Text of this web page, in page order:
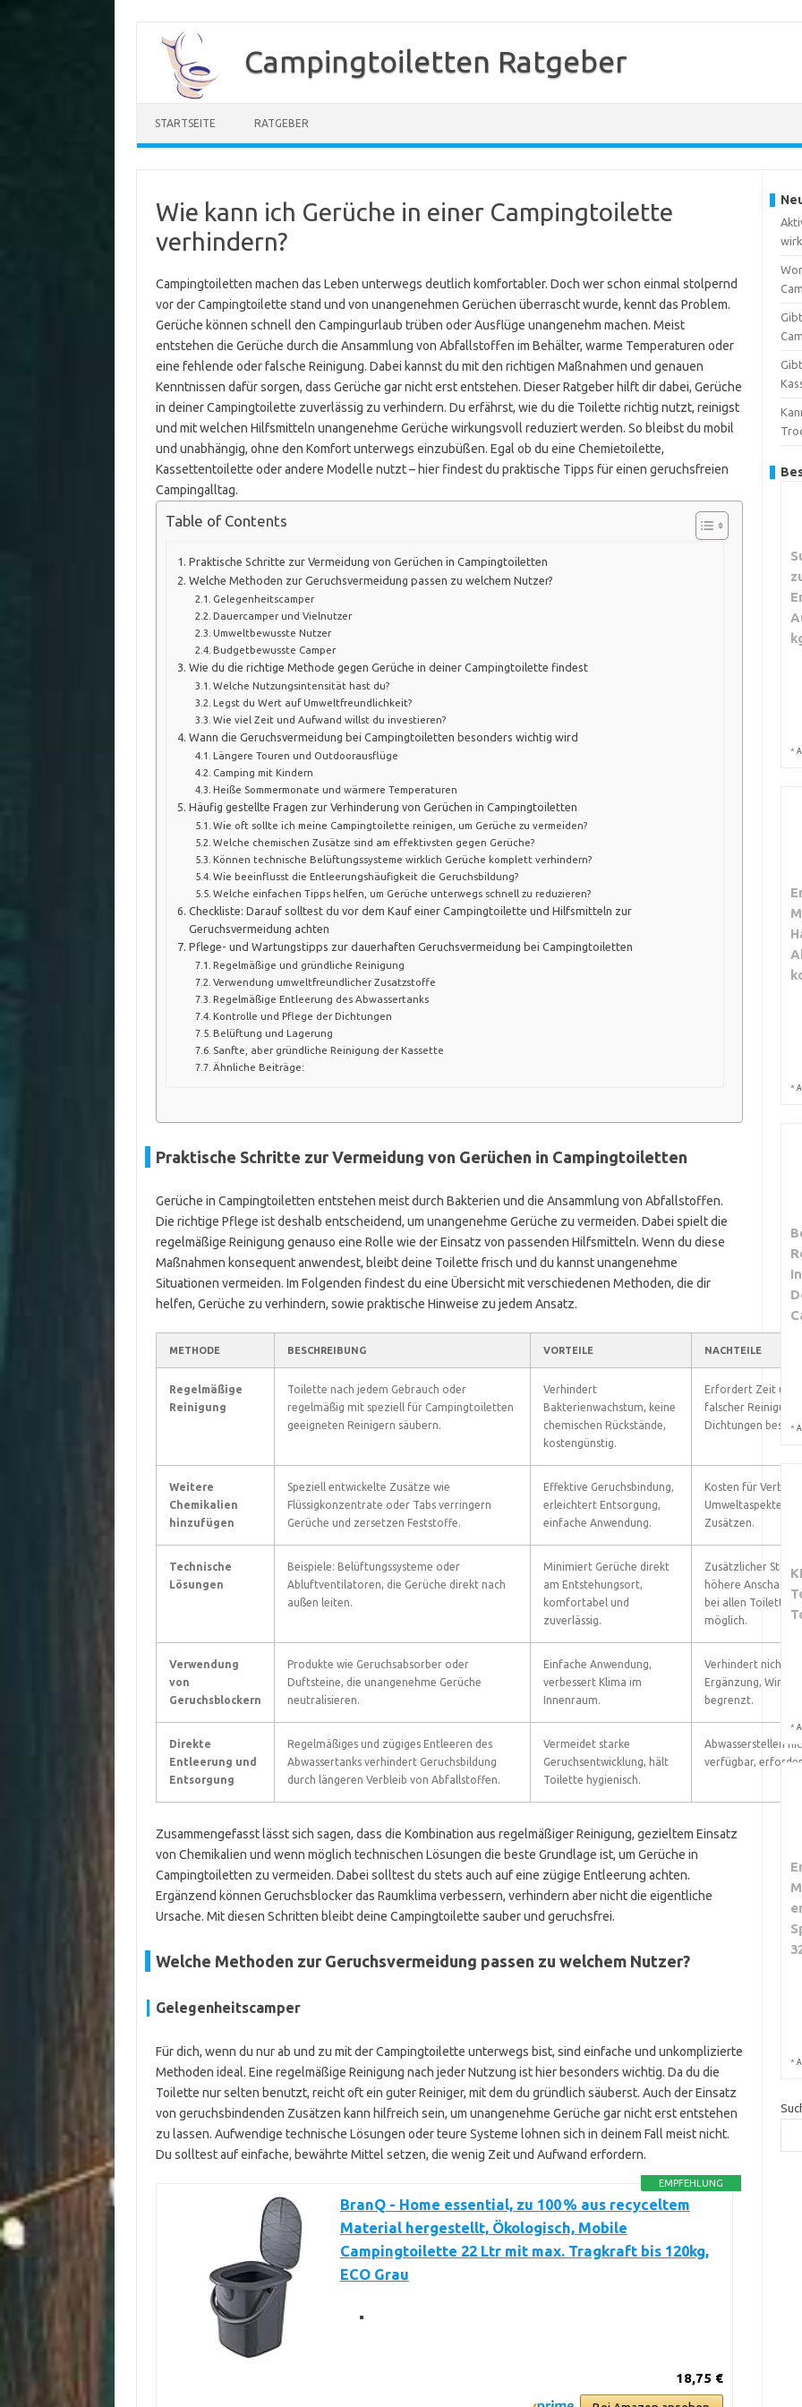
Inhalt
springen
Campingtoiletten Ratgeber
STARTSEITE RATGEBER
Wie kann ich Gerüche in einer Campingtoilette
verhindern?
Campingtoiletten machen das Leben unterwegs deutlich komfortabler. Doch wer schon einmal stolpernd
vor der Campingtoilette stand und von unangenehmen Gerüchen überrascht wurde, kennt das Problem.
Gerüche können schnell den Campingurlaub trüben oder Ausflüge unangenehm machen. Meist
entstehen die Gerüche durch die Ansammlung von Abfallstoffen im Behälter, warme Temperaturen oder
eine fehlende oder falsche Reinigung. Dabei kannst du mit den richtigen Maßnahmen und genauen
Kenntnissen dafür sorgen, dass Gerüche gar nicht erst entstehen. Dieser Ratgeber hilft dir dabei, Gerüche
in deiner Campingtoilette zuverlässig zu verhindern. Du erfährst, wie du die Toilette richtig nutzt, reinigst
und mit welchen Hilfsmitteln unangenehme Gerüche wirkungsvoll reduziert werden. So bleibst du mobil
und unabhängig, ohne den Komfort unterwegs einzubüßen. Egal ob du eine Chemietoilette,
Kassettentoilette oder andere Modelle nutzt – hier findest du praktische Tipps für einen geruchsfreien
Campingalltag.
Table of Contents
Praktische Schritte zur Vermeidung von Gerüchen in Campingtoiletten
Welche Methoden zur Geruchsvermeidung passen zu welchem Nutzer?
Gelegenheitscamper
Dauercamper und Vielnutzer
Umweltbewusste Nutzer
Budgetbewusste Camper
Wie du die richtige Methode gegen Gerüche in deiner Campingtoilette findest
Welche Nutzungsintensität hast du?
Legst du Wert auf Umweltfreundlichkeit?
Wie viel Zeit und Aufwand willst du investieren?
Wann die Geruchsvermeidung bei Campingtoiletten besonders wichtig wird
Längere Touren und Outdoorausflüge
Camping mit Kindern
Heiße Sommermonate und wärmere Temperaturen
Häufig gestellte Fragen zur Verhinderung von Gerüchen in Campingtoiletten
Wie oft sollte ich meine Campingtoilette reinigen, um Gerüche zu vermeiden?
Welche chemischen Zusätze sind am effektivsten gegen Gerüche?
Können technische Belüftungssysteme wirklich Gerüche komplett verhindern?
Wie beeinflusst die Entleerungshäufigkeit die Geruchsbildung?
Welche einfachen Tipps helfen, um Gerüche unterwegs schnell zu reduzieren?
Checkliste: Darauf solltest du vor dem Kauf einer Campingtoilette und Hilfsmitteln zur
Geruchsvermeidung achten
Pflege- und Wartungstipps zur dauerhaften Geruchsvermeidung bei Campingtoiletten
Regelmäßige und gründliche Reinigung
Verwendung umweltfreundlicher Zusatzstoffe
Regelmäßige Entleerung des Abwassertanks
Kontrolle und Pflege der Dichtungen
Belüftung und Lagerung
Sanfte, aber gründliche Reinigung der Kassette
Ähnliche Beiträge:
Praktische Schritte zur Vermeidung von Gerüchen in Campingtoiletten
Gerüche in Campingtoiletten entstehen meist durch Bakterien und die Ansammlung von Abfallstoffen.
Die richtige Pflege ist deshalb entscheidend, um unangenehme Gerüche zu vermeiden. Dabei spielt die
regelmäßige Reinigung genauso eine Rolle wie der Einsatz von passenden Hilfsmitteln. Wenn du diese
Maßnahmen konsequent anwendest, bleibt deine Toilette frisch und du kannst unangenehme
Situationen vermeiden. Im Folgenden findest du eine Übersicht mit verschiedenen Methoden, die dir
helfen, Gerüche zu verhindern, sowie praktische Hinweise zu jedem Ansatz.
METHODE BESCHREIBUNG VORTEILE NACHTEILE
Regelmäßige
Reinigung
Toilette nach jedem Gebrauch oder
regelmäßig mit speziell für Campingtoiletten
geeigneten Reinigern säubern.
Verhindert
Bakterienwachstum, keine
chemischen Rückstände,
kostengünstig.
Erfordert Zeit und
falscher Reinigung
Dichtungen
Weitere
Chemikalien
hinzufügen
Speziell entwickelte Zusätze wie
Flüssigkonzentrate oder Tabs verringern
Gerüche und zersetzen Feststoffe.
Effektive Geruchsbindung,
erleichtert Entsorgung,
einfache Anwendung.
Kosten für
Umweltaspekte bei
Zusätzen.
Technische
Lösungen
Beispiele: Belüftungssysteme oder
Abluftventilatoren, die Gerüche direkt nach
außen leiten.
Minimiert Gerüche direkt
am Entstehungsort,
komfortabel und
zuverlässig.
Zusätzlicher
höhere
bei allen
möglich.
Verwendung
von
Geruchsblockern
Produkte wie Geruchsabsorber oder
Duftsteine, die unangenehme Gerüche
neutralisieren.
Einfache Anwendung,
verbessert Klima im
Innenraum.
Verhindert nicht
Ergänzung,
begrenzt.
Direkte
Entleerung und
Entsorgung
Regelmäßiges und zügiges Entleeren des
Abwassertanks verhindert Geruchsbildung
durch längeren Verbleib von Abfallstoffen.
Vermeidet starke
Geruchsentwicklung, hält
Toilette hygienisch.
Abwasserstellen
verfügbar,
Zusammengefasst lässt sich sagen, dass die Kombination aus regelmäßiger Reinigung, gezieltem Einsatz
von Chemikalien und wenn möglich technischen Lösungen die beste Grundlage ist, um Gerüche in
Campingtoiletten zu vermeiden. Dabei solltest du stets auch auf eine zügige Entleerung achten.
Ergänzend können Geruchsblocker das Raumklima verbessern, verhindern aber nicht die eigentliche
Ursache. Mit diesen Schritten bleibt deine Campingtoilette sauber und geruchsfrei.
Welche Methoden zur Geruchsvermeidung passen zu welchem Nutzer?
Gelegenheitscamper
Für dich, wenn du nur ab und zu mit der Campingtoilette unterwegs bist, sind einfache und unkomplizierte
Methoden ideal. Eine regelmäßige Reinigung nach jeder Nutzung ist hier besonders wichtig. Da du die
Toilette nur selten benutzt, reicht oft ein guter Reiniger, mit dem du gründlich säuberst. Auch der Einsatz
von geruchsbindenden Zusätzen kann hilfreich sein, um unangenehme Gerüche gar nicht erst entstehen
zu lassen. Aufwendige technische Lösungen oder teure Systeme lohnen sich in deinem Fall meist nicht.
Du solltest auf einfache, bewährte Mittel setzen, die wenig Zeit und Aufwand erfordern.
EMPFEHLUNG
BranQ - Home essential, zu 100 % aus recyceltem
Material hergestellt, Ökologisch, Mobile
Campingtoilette 22 Ltr mit max. Tragkraft bis 120kg,
ECO Grau
18,75 €
*
*
*
*
*